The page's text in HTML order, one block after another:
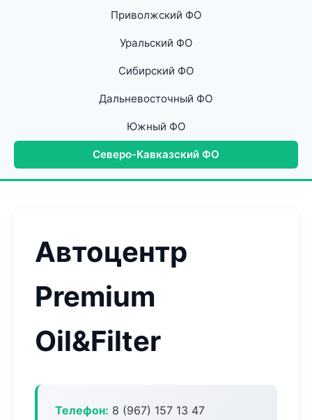
Приволжский ФО
Уральский ФО
Сибирский ФО
Дальневосточный ФО
Южный ФО
Северо-Кавказский ФО
Автоцентр
Premium
Oil&Filter
Телефон: 8 (967) 157 13 47